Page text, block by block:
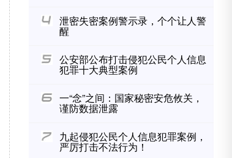
泄密失密案例警示录，个个让人警
醒
公安部公布打击侵犯公民个人信息
犯罪十大典型案例
一“念”之间：国家秘密安危攸关，
谨防数据泄露
九起侵犯公民个人信息犯罪案例，
严厉打击不法行为！